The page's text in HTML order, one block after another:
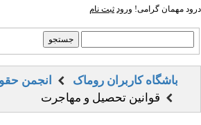
درود مهمان گرامی! ورود ثبت نام
باشگاه کاربران روماک
انجمن
قوانین تحصیل و مهاجرت